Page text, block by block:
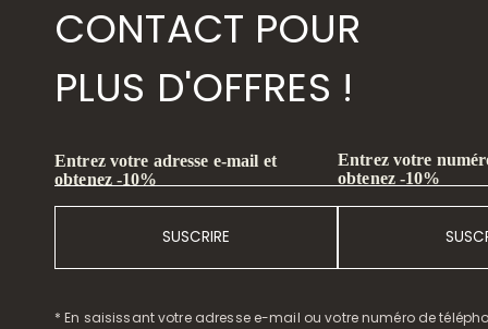
CONTACT POUR
PLUS D'OFFRES !
Entrez votre adresse e-mail et
obtenez -10%
SUSCRIRE
Entrez votre
obtenez -10%
* En saisissant votre adresse e-mail ou votre numéro de